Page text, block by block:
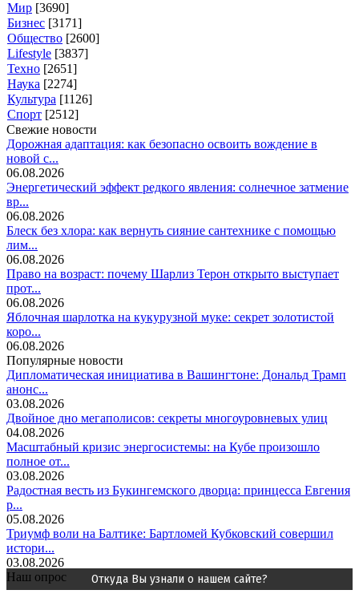
Мир [3690]
Бизнес [3171]
Общество [2600]
Lifestyle [3837]
Техно [2651]
Наука [2274]
Культура [1126]
Спорт [2512]
Свежие новости
Дорожная адаптация: как безопасно освоить вождение в
новой с...
06.08.2026
Энергетический эффект редкого явления: солнечное затмение
вр...
06.08.2026
Блеск без хлора: как вернуть сияние сантехнике с помощью
лим...
06.08.2026
Право на возраст: почему Шарлиз Терон открыто выступает
прот...
06.08.2026
Яблочная шарлотка на кукурузной муке: секрет золотистой
коро...
06.08.2026
Популярные новости
Дипломатическая инициатива в Вашингтоне: Дональд Трамп
анонс...
03.08.2026
Двойное дно мегаполисов: секреты многоуровневых улиц
04.08.2026
Масштабный кризис энергосистемы: на Кубе произошло
полное от...
03.08.2026
Радостная весть из Букингемского дворца: принцесса Евгения
р...
05.08.2026
Триумф воли на Балтике: Бартломей Кубковский совершил
истори...
03.08.2026
Наш опрос
Откуда Вы узнали о нашем сайте?